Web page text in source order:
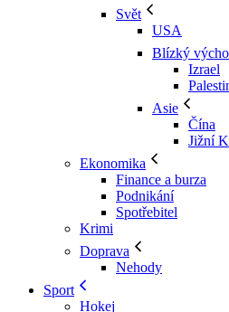
Svět
USA
Blízký
Izrael
Asie
Čína
Jižní
Ekonomika
Finance a burza
Podnikání
Spotřebitel
Krimi
Doprava
Nehody
Sport
Hokej